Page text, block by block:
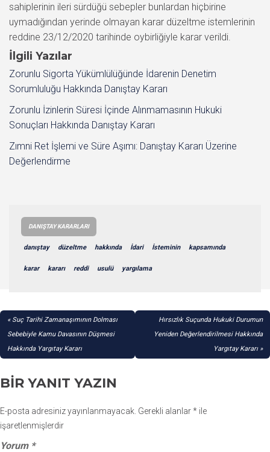
sahiplerinin ileri sürdüğü sebepler bunlardan hiçbirine
uymadığından yerinde olmayan karar düzeltme istemlerinin
reddine 23/12/2020 tarihinde oybirliğiyle karar verildi.
İlgili Yazılar
Zorunlu Sigorta Yükümlülüğünde İdarenin Denetim
Sorumluluğu Hakkında Danıştay Kararı
Zorunlu İzinlerin Süresi İçinde Alınmamasının Hukuki
Sonuçları Hakkında Danıştay Kararı
Zımni Ret İşlemi ve Süre Aşımı: Danıştay Kararı Üzerine
Değerlendirme
DANIŞTAY KARARLARI
danıştay düzeltme hakkında İdari İsteminin kapsamında
karar kararı reddi usulü yargılama
YAZI
GEZINMESI
Suç Tarihi Zamanaşımının Dolması
Sebebiyle Kamu Davasının Düşmesi
Hakkında Yargıtay Kararı
Hırsızlık Suçunda Hukuki Durumun
Yeniden Değerlendirilmesi Hakkında
Yargıtay Kararı
BIR YANIT YAZIN
E-posta adresiniz yayınlanmayacak. Gerekli alanlar* ile
işaretlenmişlerdir
Yorum *